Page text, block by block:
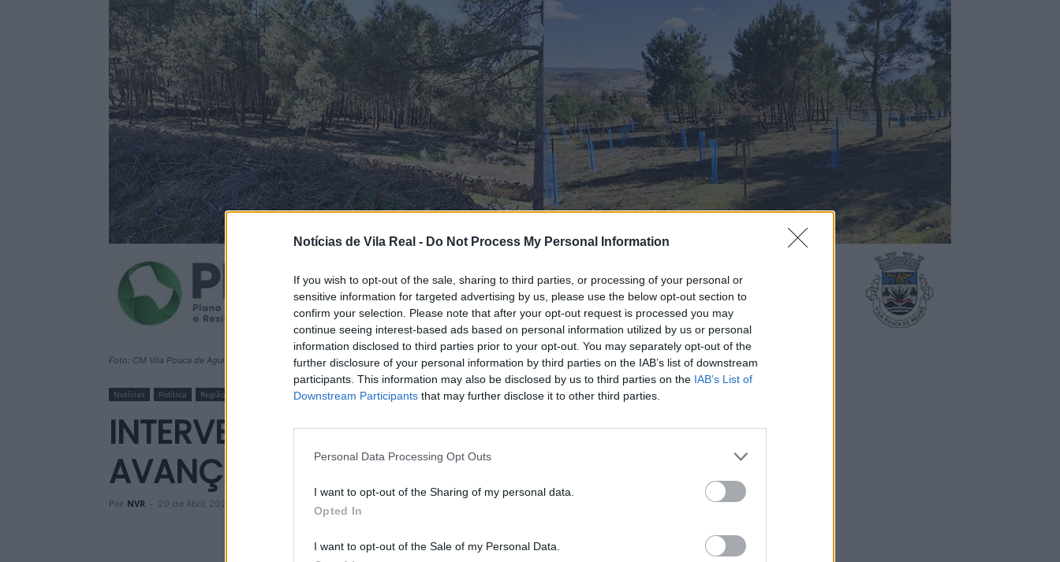
Notícias de Vila Real - Do Not Process My Personal Information
If you wish to opt-out of the sale, sharing to third parties, or processing of your personal or
sensitive information for targeted advertising by us, please use the below opt-out section to
confirm your selection. Please note that after your opt-out request is processed you may
continue seeing interest-based ads based on personal information utilized by us or personal
information disclosed to third parties prior to your opt-out. You may separately opt-out of the
further disclosure of your personal information by third parties on the IAB’s list of downstream
participants. This information may also be disclosed by us to third parties on the IAB’s List of
Downstream Participants that may further disclose it to other third parties.
Personal Data Processing Opt Outs
I want to opt-out of the Sharing of my personal data.
Opted In
I want to opt-out of the Sale of my Personal Data.
Foto: CM Vila Pouca de Aguiar
Notícias Política Região
INTERVENÇÕES DOS CONDOMÍNIOS DE ALDEIA
AVANÇAM EM VILA POUCA DE AGUIAR
Por NVR - 20 de Abril, 2026